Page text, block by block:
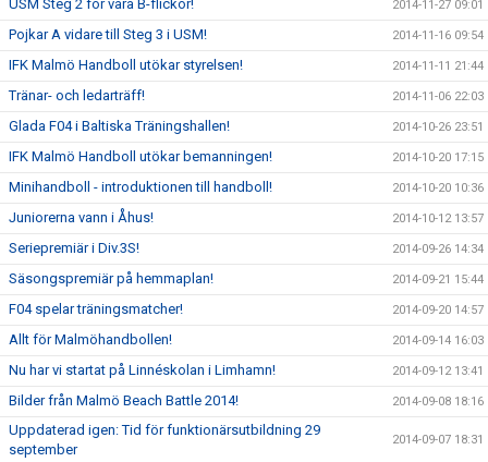
USM Steg 2 för våra B-flickor! 2014-11-27 09:01
Pojkar A vidare till Steg 3 i USM! 2014-11-16 09:54
IFK Malmö Handboll utökar styrelsen! 2014-11-11 21:44
Tränar- och ledarträff! 2014-11-06 22:03
Glada F04 i Baltiska Träningshallen! 2014-10-26 23:51
IFK Malmö Handboll utökar bemanningen! 2014-10-20 17:15
Minihandboll - introduktionen till handboll! 2014-10-20 10:36
Juniorerna vann i Åhus! 2014-10-12 13:57
Seriepremiär i Div.3S! 2014-09-26 14:34
Säsongspremiär på hemmaplan! 2014-09-21 15:44
F04 spelar träningsmatcher! 2014-09-20 14:57
Allt för Malmöhandbollen! 2014-09-14 16:03
Nu har vi startat på Linnéskolan i Limhamn! 2014-09-12 13:41
Bilder från Malmö Beach Battle 2014! 2014-09-08 18:16
Uppdaterad igen: Tid för funktionärsutbildning 29
september
2014-09-07 18:31